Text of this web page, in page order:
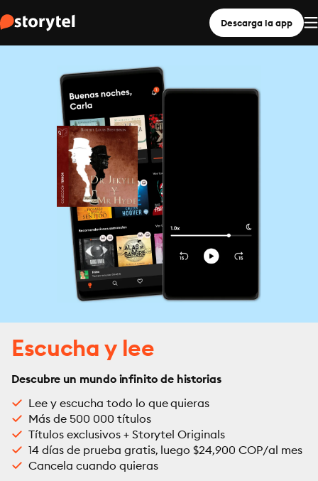
Descarga la app
Escucha y lee
Descubre un mundo infinito de historias
Lee y escucha todo lo que quieras
Más de 500 000 títulos
Títulos exclusivos + Storytel Originals
14 días de prueba gratis, luego $24,900 COP/al mes
Cancela cuando quieras